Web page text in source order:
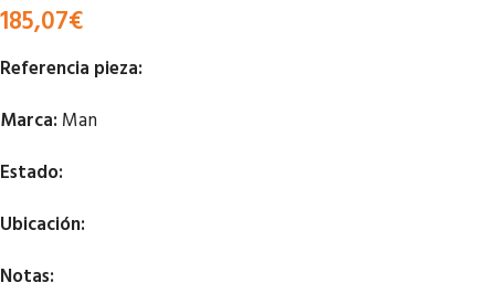
185,07€
Referencia pieza:
Marca: Man
Estado:
Ubicación:
Notas: